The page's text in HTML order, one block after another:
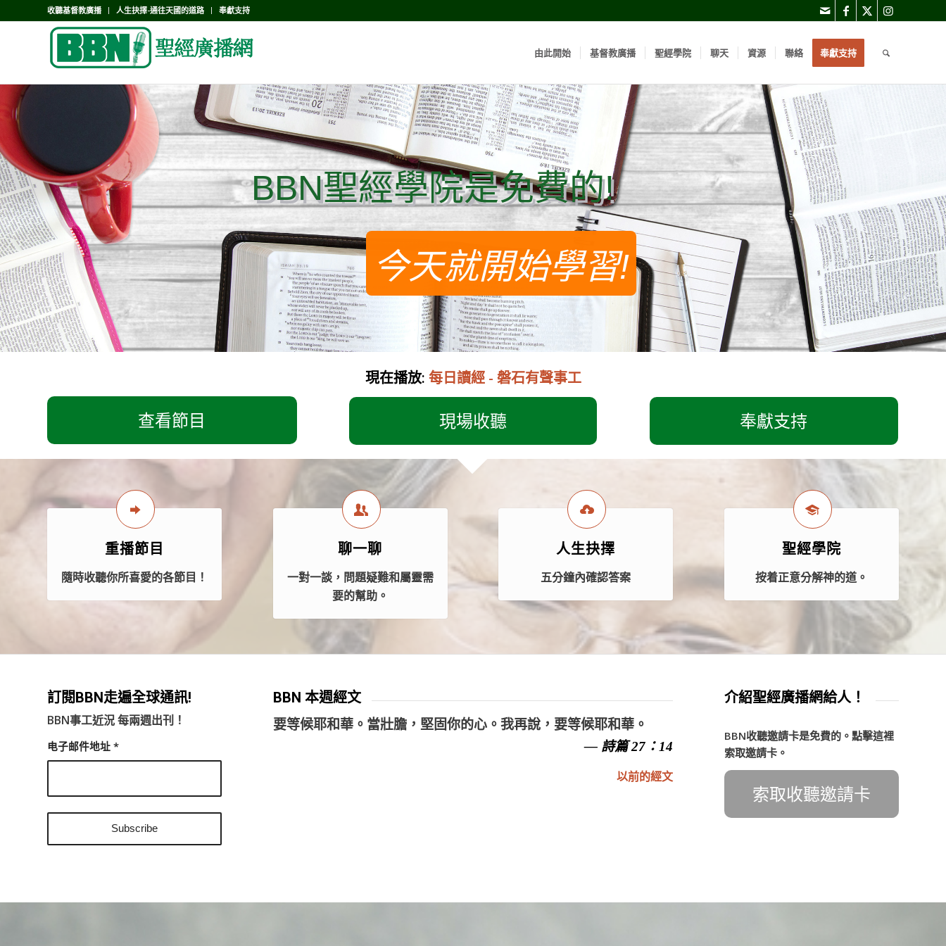
收聽基督教廣播 人生抉擇-通往天國的道路 奉獻支持
由此開始 基督教廣播 聖經學院 聊天 資源 聯絡 奉獻支持
BBN聖經學院是免費的!
BBN聖經學院是免費的!
今天就開始學習!
現在播放: 每日讀經 - 磐石有聲事工
查看節目 現場收聽 奉獻支持
重播節目
隨時收聽你所喜愛的各節目！
聊一聊
一對一談，問題疑難和屬靈需
要的幫助。
人生抉擇
五分鐘內確認答案
聖經學院
按着正意分解神的道。
訂閱BBN走遍全球通訊!
BBN事工近況 每兩週出刊！
电子邮件地址 *
BBN 本週經文
要等候耶和華。當壯膽，堅固你的心。我再說，要等候耶和華。
— 詩篇 27：14
以前的經文
介紹聖經廣播網給人！
BBN收聽邀請卡是免費的。點擊這裡
索取邀請卡。
索取收聽邀請卡